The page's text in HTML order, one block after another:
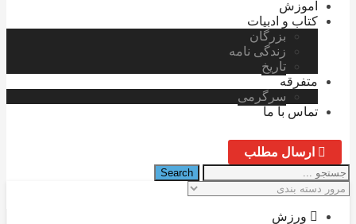
آموزش
کتاب و ادبیات
بزرگان
زندگی نامه
تاریخ
متفرقه
سرگرمی
تماس با ما
ارسال مطلب
ورزش